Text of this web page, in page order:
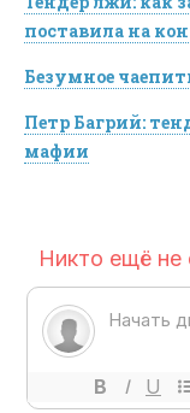
поставила на
Безумное
Петр Багрий:
мафии